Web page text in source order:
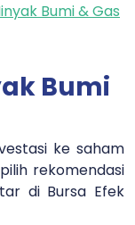
Bumi & Gas
Bumi
ke saham
rekomendasi
di Bursa Efek